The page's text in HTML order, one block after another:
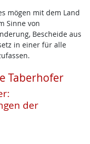
mögen mit dem Land
Sinne von
Bescheide aus
in einer für alle
Taberhofer
der